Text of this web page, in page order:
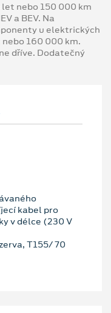
nebo 150 000 km
a BEV. Na
u elektrických
160 000 km.
dříve. Dodatečný
kabel pro
v délce (230 V
T155/ 70